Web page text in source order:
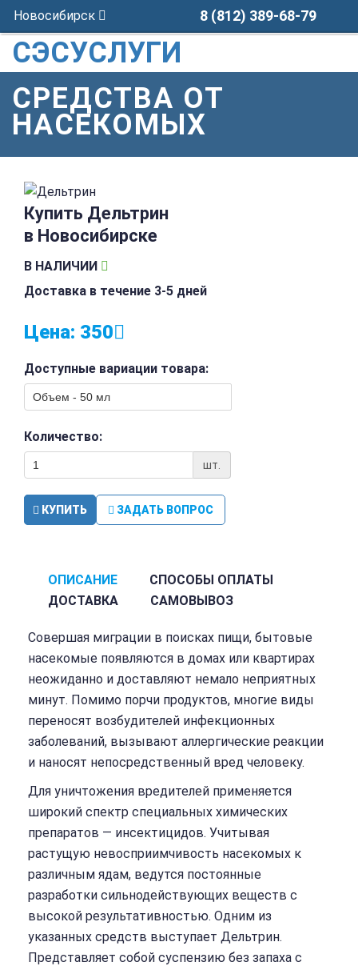
Новосибирск 8 (812) 389-68-79
СЭСУСЛУГИ
СРЕДСТВА ОТ
НАСЕКОМЫХ
Купить Дельтрин
в Новосибирске
В НАЛИЧИИ
Доставка в течение 3-5 дней
Цена: 350
Доступные вариации товара:
Количество:
шт.
КУПИТЬ ЗАДАТЬ ВОПРОС
ОПИСАНИЕ
СПОСОБЫ ОПЛАТЫ
ДОСТАВКА
САМОВЫВОЗ
Совершая миграции в поисках пищи, бытовые
насекомые появляются в домах или квартирах
неожиданно и доставляют немало неприятных
минут. Помимо порчи продуктов, многие виды
переносят возбудителей инфекционных
заболеваний, вызывают аллергические реакции
и наносят непосредственный вред человеку.
Для уничтожения вредителей применяется
широкий спектр специальных химических
препаратов — инсектицидов. Учитывая
растущую невосприимчивость насекомых к
различным ядам, ведутся постоянные
разработки сильнодействующих веществ с
высокой результативностью. Одним из
указанных средств выступает Дельтрин.
Представляет собой суспензию без запаха с